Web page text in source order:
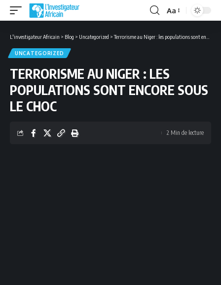
Font
Aa
L'investigateur Africain > Blog > Uncategorized >Terrorisme au Niger : les populations sont encore sous le choc
UNCATEGORIZED
TERRORISME AU NIGER : LES
POPULATIONS SONT ENCORE SOUS
LE CHOC
2 Min de lecture